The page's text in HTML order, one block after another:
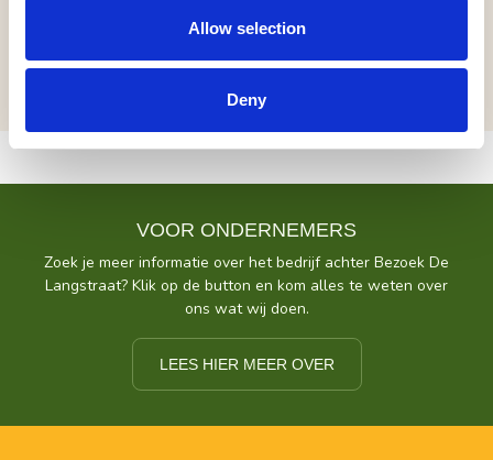
Allow selection
Deny
inclusief (pauze)drankje
VOOR ONDERNEMERS
Zoek je meer informatie over het bedrijf achter Bezoek De
Langstraat? Klik op de button en kom alles te weten over
ons wat wij doen.
LEES HIER MEER OVER